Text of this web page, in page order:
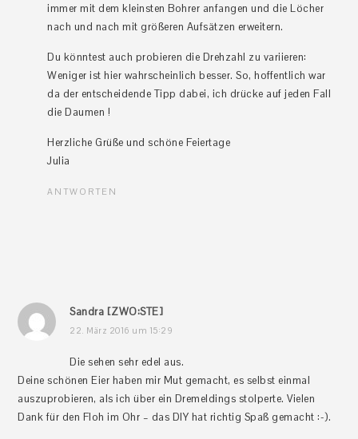
immer mit dem kleinsten Bohrer anfangen und die Löcher
nach und nach mit größeren Aufsätzen erweitern.
Du könntest auch probieren die Drehzahl zu variieren:
Weniger ist hier wahrscheinlich besser. So, hoffentlich war
da der entscheidende Tipp dabei, ich drücke auf jeden Fall
die Daumen !
Herzliche Grüße und schöne Feiertage
Julia
ANTWORTEN
Sandra [ZWO:STE]
22. März 2016 um 15:29
Die sehen sehr edel aus.
Deine schönen Eier haben mir Mut gemacht, es selbst einmal
auszuprobieren, als ich über ein Dremeldings stolperte. Vielen
Dank für den Floh im Ohr – das DIY hat richtig Spaß gemacht :-).